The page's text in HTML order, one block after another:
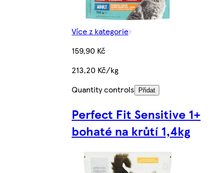
Více z kategorie
159,90 Kč
213,20 Kč/kg
Quantity controls
Přidat
Perfect Fit Sensitive 1+
bohaté na krůtí 1,4kg